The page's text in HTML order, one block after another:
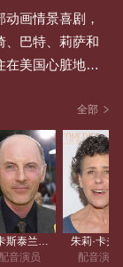
画情景喜剧，
、巴特、莉萨和
在美国心脏地带
条件和电视本身
克斯制作一出
的形象。格勒宁
自己的名字则用
特蕾西厄尔曼秀》
以转正进入半小
成功之一。
全部
配音演员
朱莉·卡夫
配音演员